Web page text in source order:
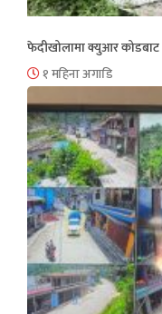
फेदीखोलामा क्युआर कोडबाट
१ महिना अगाडि